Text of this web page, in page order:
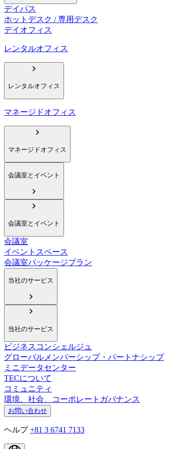
デイパス
ホットデスク / 専用デスク
デイオフィス
レンタルオフィス
レンタルオフィス
マネージドオフィス
マネージドオフィス
会議室とイベント
会議室とイベント
会議室
イベントスペース
会議室パッケージプラン
当社のサービス
当社のサービス
ビジネスコンシェルジュ
グローバルメンバーシップ・パートナシップ
ミニデータセンター
TECについて
コミュニティ
環境、社会、コーポレートガバナンス
お問い合わせ
ヘルプ +81 3 6741 7133